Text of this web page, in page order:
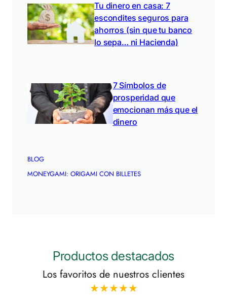
Tu dinero en casa: 7
escondites seguros para
ahorros (sin que tu banco
lo sepa… ni Hacienda)
7 Símbolos de
prosperidad que
emocionan más que el
dinero
BLOG
MONEYGAMI: ORIGAMI CON BILLETES
Productos destacados
Los favoritos de nuestros clientes
★★★★★